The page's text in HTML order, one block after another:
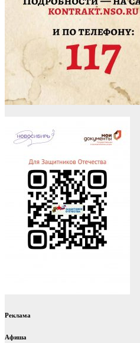
Реклама
Афиша